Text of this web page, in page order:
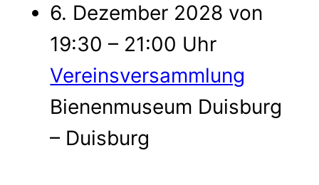
6. Dezember 2028 von
19:30 – 21:00 Uhr
Vereinsversammlung
Bienenmuseum Duisburg
– Duisburg